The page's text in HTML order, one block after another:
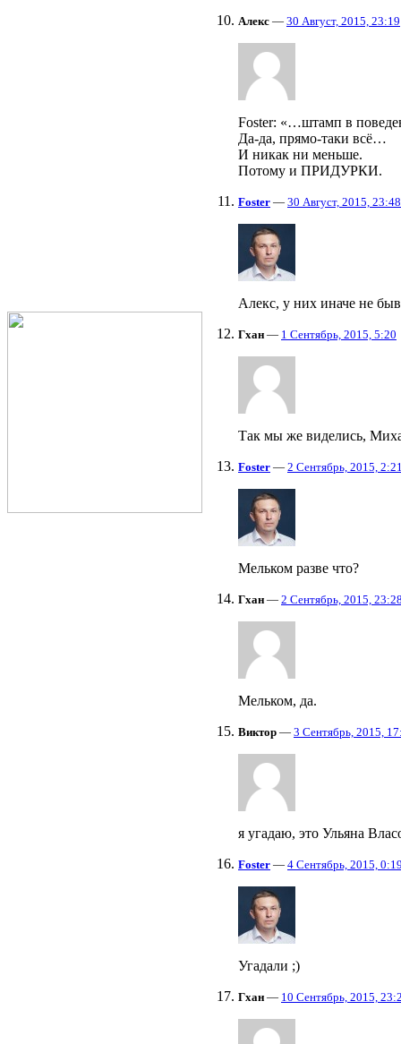
Алекс — 30 Август, 2015, 23:19
Foster: «…штамп в
Да-да, прямо-таки всё…
И никак ни меньше.
Потому и ПРИДУРКИ.
Foster — 30 Август, 2015, 23:48
Алекс, у них иначе не
Гхан — 1 Сентябрь, 2015, 5:20
Так мы же виделись,
Foster — 2 Сентябрь, 2015,
Мельком разве что?
Гхан — 2 Сентябрь, 2015,
Мельком, да.
Виктор — 3 Сентябрь, 2015,
я угадаю, это Ульяна
Foster — 4 Сентябрь, 2015,
Угадали ;)
Гхан — 10 Сентябрь, 2015,